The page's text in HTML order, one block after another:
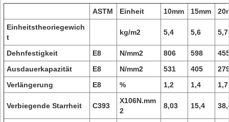
ASTM Einheit 10mm 15mm
Einheitstheoriegewich
t
kg/m2 5,4 5,6
Dehnfestigkeit E8 N/mm2 806 598
Ausdauerkapazität
E8 N/mm2 531 405
Verlängerung
E8 % 1,2 1,4 1,7
Verbiegende Starrheit C393
X106N.mm
2
8,03 15,4